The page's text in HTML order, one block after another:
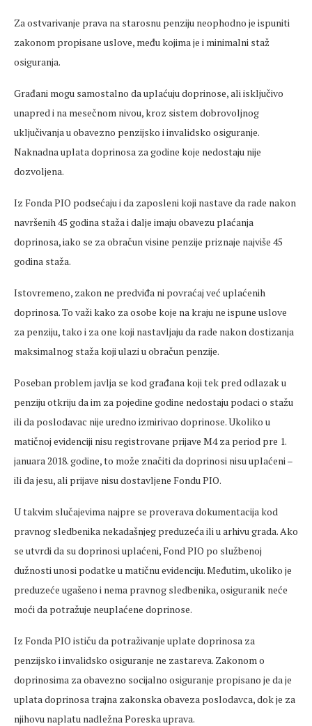
Za ostvarivanje prava na starosnu penziju neophodno je ispuniti
zakonom propisane uslove, među kojima je i minimalni staž
osiguranja.
Građani mogu samostalno da uplaćuju doprinose, ali isključivo
unapred i na mesečnom nivou, kroz sistem dobrovoljnog
uključivanja u obavezno penzijsko i invalidsko osiguranje.
Naknadna uplata doprinosa za godine koje nedostaju nije
dozvoljena.
Iz Fonda PIO podsećaju i da zaposleni koji nastave da rade nakon
navršenih 45 godina staža i dalje imaju obavezu plaćanja
doprinosa, iako se za obračun visine penzije priznaje najviše 45
godina staža.
Istovremeno, zakon ne predviđa ni povraćaj već uplaćenih
doprinosa. To važi kako za osobe koje na kraju ne ispune uslove
za penziju, tako i za one koji nastavljaju da rade nakon dostizanja
maksimalnog staža koji ulazi u obračun penzije.
Poseban problem javlja se kod građana koji tek pred odlazak u
penziju otkriju da im za pojedine godine nedostaju podaci o stažu
ili da poslodavac nije uredno izmirivao doprinose. Ukoliko u
matičnoj evidenciji nisu registrovane prijave M4 za period pre 1.
januara 2018. godine, to može značiti da doprinosi nisu uplaćeni –
ili da jesu, ali prijave nisu dostavljene Fondu PIO.
U takvim slučajevima najpre se proverava dokumentacija kod
pravnog sledbenika nekadašnjeg preduzeća ili u arhivu grada. Ako
se utvrdi da su doprinosi uplaćeni, Fond PIO po službenoj
dužnosti unosi podatke u matičnu evidenciju. Međutim, ukoliko je
preduzeće ugašeno i nema pravnog sledbenika, osiguranik neće
moći da potražuje neuplaćene doprinose.
Iz Fonda PIO ističu da potraživanje uplate doprinosa za
penzijsko i invalidsko osiguranje ne zastareva. Zakonom o
doprinosima za obavezno socijalno osiguranje propisano je da je
uplata doprinosa trajna zakonska obaveza poslodavca, dok je za
njihovu naplatu nadležna Poreska uprava.